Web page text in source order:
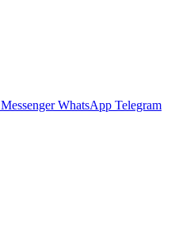
Messenger WhatsApp Telegram